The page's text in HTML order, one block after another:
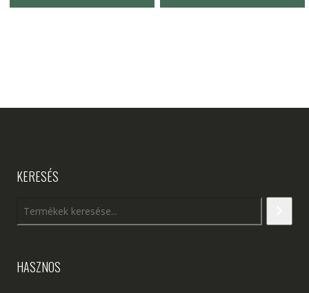
KERESÉS
HASZNOS